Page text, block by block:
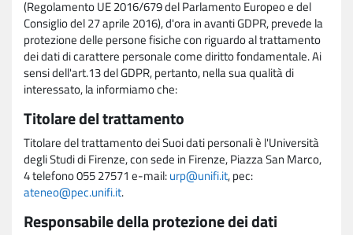
(Regolamento UE 2016/679 del Parlamento Europeo e del
Consiglio del 27 aprile 2016), d'ora in avanti GDPR, prevede la
protezione delle persone fisiche con riguardo al trattamento
dei dati di carattere personale come diritto fondamentale. Ai
sensi dell'art.13 del GDPR, pertanto, nella sua qualità di
interessato, la informiamo che:
Titolare del trattamento
Titolare del trattamento dei Suoi dati personali è l'Università
degli Studi di Firenze, con sede in Firenze, Piazza San Marco,
4 telefono 055 27571 e-mail:urp@unifi.it, pec:
ateneo@pec.unifi.it.
Responsabile della protezione dei dati